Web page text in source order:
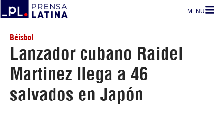
MENU
Béisbol
Lanzador cubano Raidel
Martinez llega a 46
salvados en Japón